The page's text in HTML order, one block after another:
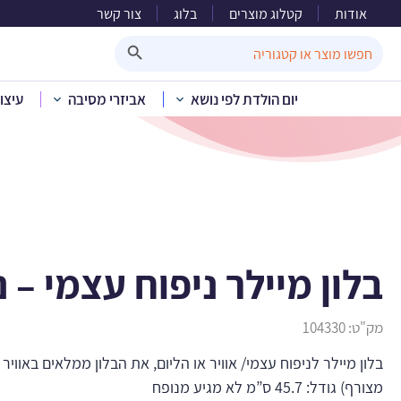
אודות קטלוג מוצרים בלוג צור קשר
for:
יום הולדת לפי נושא אביזרי מסיבה
בית»קטלוג מוצרים»
בלון מיילר ניפוח עצמי –
מק"ט:104330
בלון מיילר לניפוח עצמי/ אוויר או הליום, את הבלון ממלאים
מצורף) גודל: 45.7 ס”מ לא מגיע מנופח